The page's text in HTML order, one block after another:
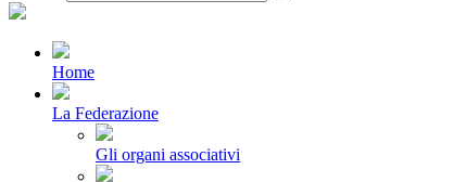
Home
La Federazione
Gli organi associativi